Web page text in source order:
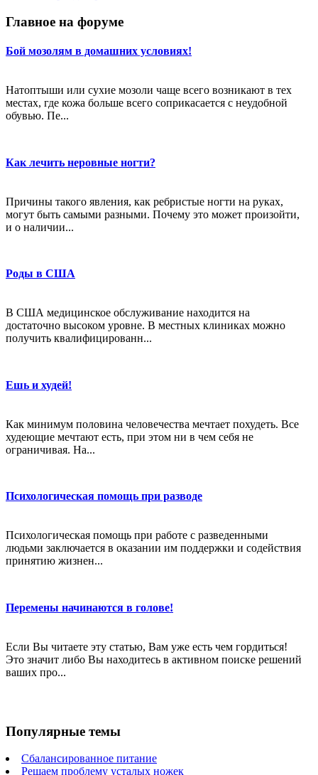
Главное на форуме
Бой мозолям в домашних условиях!
Натоптыши или сухие мозоли чаще всего возникают в тех
местах, где кожа больше всего соприкасается с неудобной
обувью. Пе...
Как лечить неровные ногти?
Причины такого явления, как ребристые ногти на руках,
могут быть самыми разными. Почему это может произойти,
и о наличии...
Роды в США
В США медицинское обслуживание находится на
достаточно высоком уровне. В местных клиниках можно
получить квалифицированн...
Ешь и худей!
Как минимум половина человечества мечтает похудеть. Все
худеющие мечтают есть, при этом ни в чем себя не
ограничивая. На...
Психологическая помощь при разводе
Психологическая помощь при работе с разведенными
людьми заключается в оказании им поддержки и содействия
принятию жизнен...
Перемены начинаются в голове!
Если Вы читаете эту статью, Вам уже есть чем гордиться!
Это значит либо Вы находитесь в активном поиске решений
ваших про...
Популярные темы
Сбалансированное питание
Решаем проблему усталых ножек